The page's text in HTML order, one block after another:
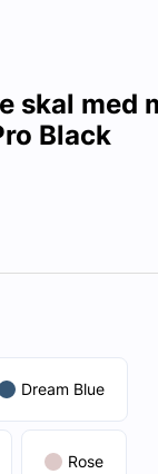
skal med
Black
Dream Blue
Rose